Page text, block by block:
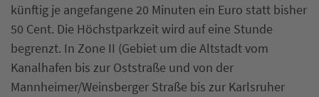
künftig je angefangene 20 Minuten ein Euro statt bisher
50 Cent. Die Höchstparkzeit wird auf eine Stunde
begrenzt. In Zone II (Gebiet um die Altstadt vom
Kanalhafen bis zur Oststraße und von der
Mannheimer/Weinsberger Straße bis zur Karlsruher